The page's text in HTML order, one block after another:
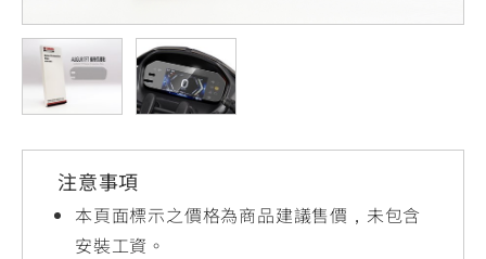
YZF-R3
251~549
YZF-R15
150
07
Y-
AMT
07
MT-
MT-
NMAX
150
AUGUR
150
FORCE
2.0
150
RS NEO
注意事項
本頁面標示之價格為商品建議售價，未包含
安裝工資。